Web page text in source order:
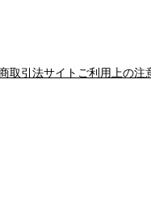
取引法サイトご利用上の注